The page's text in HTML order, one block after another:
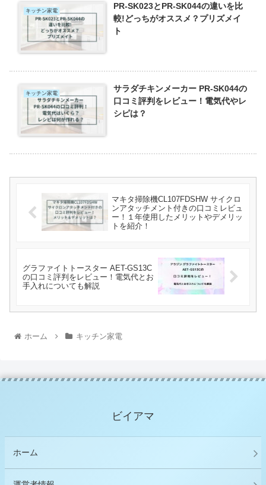
キッチン家電
PR-SK023とPR-SK044の違いを比
較!どっちがオススメ？プリズメイ
ト
キッチン家電
サラダチキンメーカー PR-SK044の
口コミ評判をレビュー！電気代やレ
シピは？
マキタ掃除機CL107FDSHW サイクロ
ンアタッチメント付きの口コミレビュ
ー！１年使用したメリットやデメリッ
トを紹介！
グラファイトトースター AET-GS13C
の口コミ評判をレビュー！電気代とお
手入れについても解説
ホーム キッチン家電
ビイアマ
ホーム